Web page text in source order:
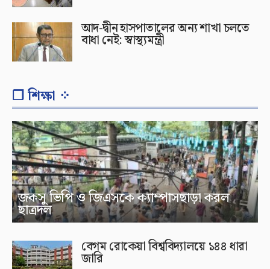
আদ-দ্বীন হাসপাতালের অন্য শাখা চলতে
বাধা নেই: স্বাস্থ্যমন্ত্রী
❐ শিক্ষা ⁘
জকসু ভিপি ও জিএসকে ক্যাম্পাসছাড়া করল
ছাত্রদল
বেগম রোকেয়া বিশ্ববিদ্যালয়ে ১৪৪ ধারা
জারি